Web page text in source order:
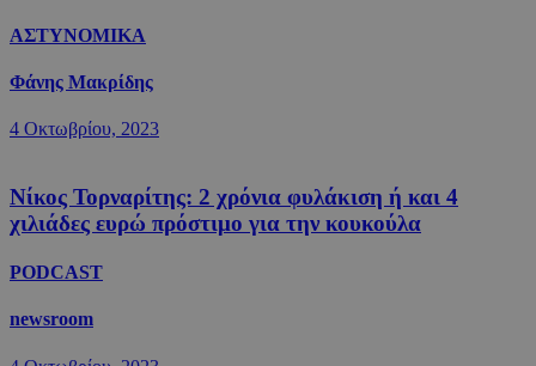
ΑΣΤΥΝΟΜΙΚΑ
Φάνης Μακρίδης
4 Οκτωβρίου, 2023
Νίκος Τορναρίτης: 2 χρόνια φυλάκιση ή και 4
χιλιάδες ευρώ πρόστιμο για την κουκούλα
PODCAST
newsroom